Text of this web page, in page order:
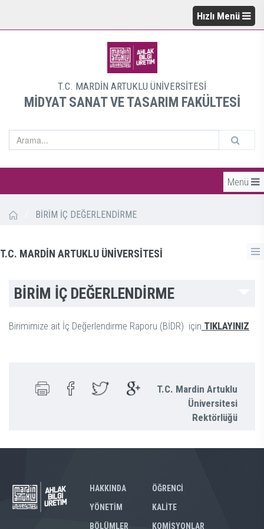
Hızlı Menü
T.C. MARDİN ARTUKLU ÜNİVERSİTESİ
MİDYAT SANAT VE TASARIM FAKÜLTESİ
Menü
BİRİM İÇ DEĞERLENDİRME
T.C. MARDİN ARTUKLU ÜNİVERSİTESİ
BİRİM İÇ DEĞERLENDİRME
Birimimize ait İç Değerlendirme Raporu (BİDR) için TIKLAYINIZ
T.C. Mardin Artuklu
Üniversitesi
Rektörlüğü
HAKKINDA
YÖNETİM
BÖLÜMLER
ÖĞRENCİ
KALİTE
KOMİSYONLAR